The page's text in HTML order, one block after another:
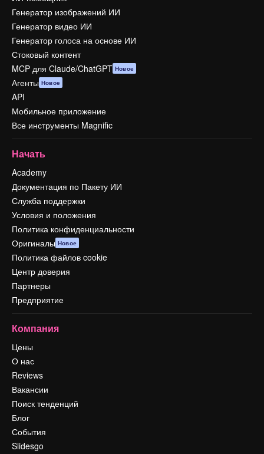
Генератор изображений ИИ
Генератор видео ИИ
Генератор голоса на основе ИИ
Стоковый контент
MCP для Claude/ChatGPT Новое
Агенты Новое
API
Мобильное приложение
Все инструменты Magnific
Начать
Academy
Документация по Пакету ИИ
Служба поддержки
Условия и положения
Политика конфиденциальности
Оригиналы Новое
Политика файлов cookie
Центр доверия
Партнеры
Предприятие
Компания
Цены
О нас
Reviews
Вакансии
Поиск тенденций
Блог
События
Slidesgo